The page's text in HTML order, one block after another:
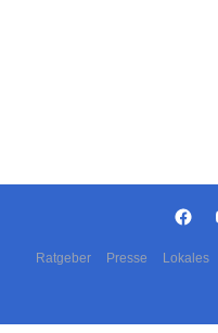
Ratgeber Presse Lokales